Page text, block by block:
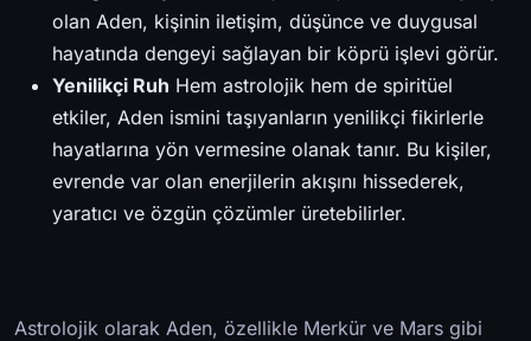
olan Aden, kişinin iletişim, düşünce ve duygusal
hayatında dengeyi sağlayan bir köprü işlevi görür.
Yenilikçi Ruh Hem astrolojik hem de spiritüel
etkiler, Aden ismini taşıyanların yenilikçi fikirlerle
hayatlarına yön vermesine olanak tanır. Bu kişiler,
evrende var olan enerjilerin akışını hissederek,
yaratıcı ve özgün çözümler üretebilirler.
Astrolojik olarak Aden, özellikle Merkür ve Mars gibi